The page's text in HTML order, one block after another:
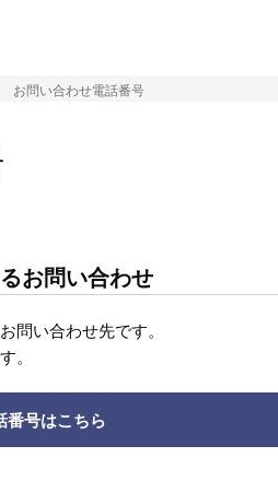
お問い合わせ電話番号
お問い合わせ
問い合わせ先です。
。
番号はこちら